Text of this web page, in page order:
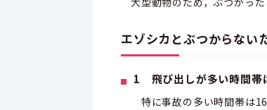
エゾシカとぶつからない
1 飛び出しが多い時間帯
特に事故の多い時間帯は16